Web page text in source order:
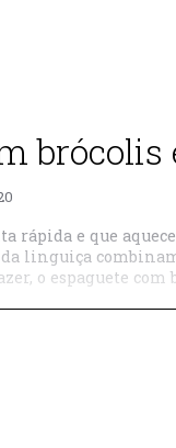
rápida e que
linguiça
o espaguete